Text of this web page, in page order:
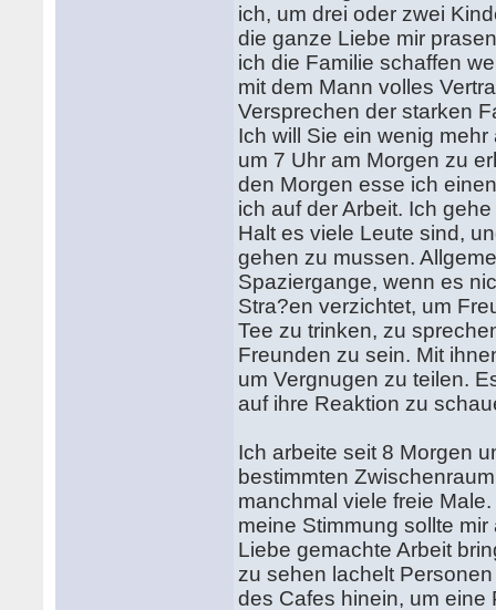
ich, um drei oder zwei
die ganze Liebe mir
ich die Familie schaffen
mit dem Mann volles
Versprechen der starken
Ich will Sie ein wenig
um 7 Uhr am Morgen zu
den Morgen esse ich
ich auf der Arbeit. Ich
Halt es viele Leute sind,
gehen zu mussen.
Spaziergange, wenn es
Stra?en verzichtet, um
Tee zu trinken, zu
Freunden zu sein. Mit
um Vergnugen zu teilen.
auf ihre Reaktion zu
Ich arbeite seit 8 Morgen
bestimmten
manchmal viele freie
meine Stimmung sollte
Liebe gemachte Arbeit
zu sehen lachelt
des Cafes hinein, um